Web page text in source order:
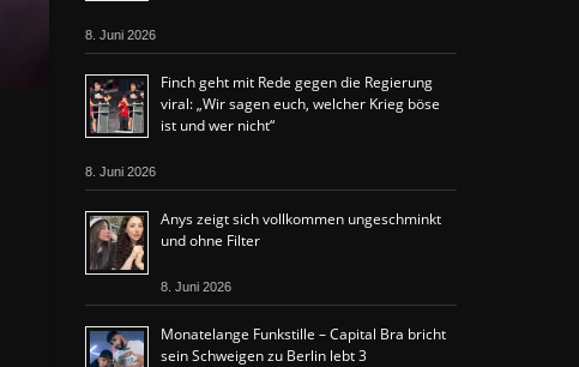
8. Juni 2026
Finch geht mit Rede gegen die Regierung
viral: „Wir sagen euch, welcher Krieg böse
ist und wer nicht“
8. Juni 2026
Anys zeigt sich vollkommen ungeschminkt
und ohne Filter
8. Juni 2026
Monatelange Funkstille – Capital Bra bricht
sein Schweigen zu Berlin lebt 3